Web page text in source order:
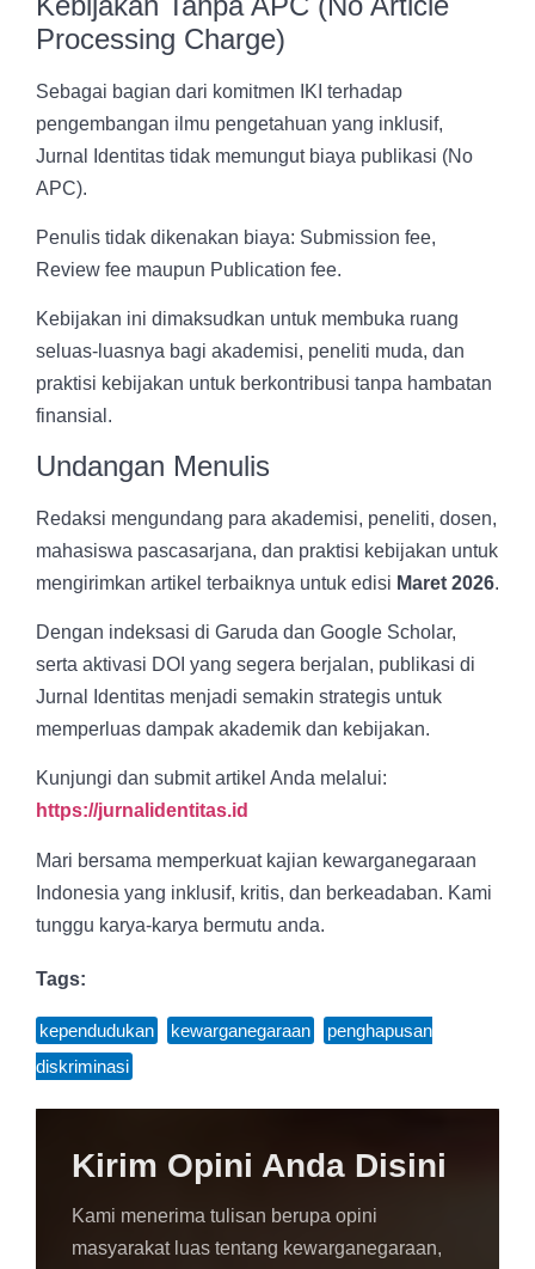
Processing Charge)
Sebagai bagian dari komitmen IKI terhadap
pengembangan ilmu pengetahuan yang inklusif,
Jurnal Identitas tidak memungut biaya publikasi (No
APC).
Penulis tidak dikenakan biaya: Submission fee,
Review fee maupun Publication fee.
Kebijakan ini dimaksudkan untuk membuka ruang
seluas-luasnya bagi akademisi, peneliti muda, dan
praktisi kebijakan untuk berkontribusi tanpa hambatan
finansial.
Undangan Menulis
Redaksi mengundang para akademisi, peneliti, dosen,
mahasiswa pascasarjana, dan praktisi kebijakan untuk
mengirimkan artikel terbaiknya untuk edisi Maret 2026.
Dengan indeksasi di Garuda dan Google Scholar,
serta aktivasi DOI yang segera berjalan, publikasi di
Jurnal Identitas menjadi semakin strategis untuk
memperluas dampak akademik dan kebijakan.
Kunjungi dan submit artikel Anda melalui:
https://jurnalidentitas.id
Mari bersama memperkuat kajian kewarganegaraan
Indonesia yang inklusif, kritis, dan berkeadaban. Kami
tunggu karya-karya bermutu anda.
Tags:
kependudukan kewarganegaraan
penghapusan
diskriminasi
Kirim Opini Anda Disini
Kami menerima tulisan berupa opini
masyarakat luas tentang kewarganegaraan,